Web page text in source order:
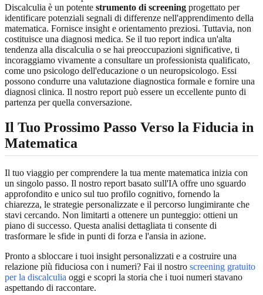
Discalculia è un potente strumento di screening progettato per
identificare potenziali segnali di differenze nell'apprendimento della
matematica. Fornisce insight e orientamento preziosi. Tuttavia, non
costituisce una diagnosi medica. Se il tuo report indica un'alta
tendenza alla discalculia o se hai preoccupazioni significative, ti
incoraggiamo vivamente a consultare un professionista qualificato,
come uno psicologo dell'educazione o un neuropsicologo. Essi
possono condurre una valutazione diagnostica formale e fornire una
diagnosi clinica. Il nostro report può essere un eccellente punto di
partenza per quella conversazione.
Il Tuo Prossimo Passo Verso la Fiducia in
Matematica
Il tuo viaggio per comprendere la tua mente matematica inizia con
un singolo passo. Il nostro report basato sull'IA offre uno sguardo
approfondito e unico sul tuo profilo cognitivo, fornendo la
chiarezza, le strategie personalizzate e il percorso lungimirante che
stavi cercando. Non limitarti a ottenere un punteggio: ottieni un
piano di successo. Questa analisi dettagliata ti consente di
trasformare le sfide in punti di forza e l'ansia in azione.
Pronto a sbloccare i tuoi insight personalizzati e a costruire una
relazione più fiduciosa con i numeri? Fai il nostro screening gratuito
per la discalculia oggi e scopri la storia che i tuoi numeri stavano
aspettando di raccontare.